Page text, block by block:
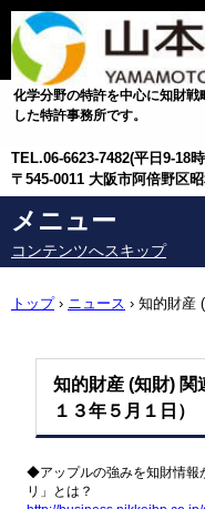
化学分野の特許を中心に知財
した特許事務所です。
TEL.06-6623-7482(平日9-18
〒545-0011 大阪市阿倍野区
メニュー
コンテンツへスキップ
トップ › ニュース › 知的財産
年５月１日）
知的財産 (知財) 関
１３年５月１日）
◆アップルの強みを知財情報
リ」とは？